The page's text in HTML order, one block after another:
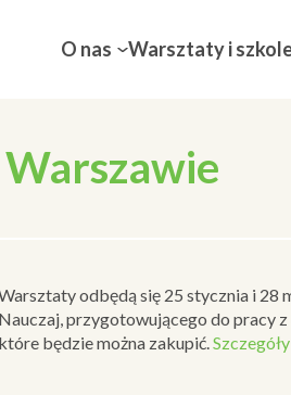
O nas Warsztaty i
odbędą się 25 stycznia i 28
Nauczaj, przygotowującego do pracy
które będzie można zakupić.Szczegóły